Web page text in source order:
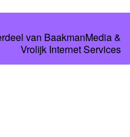
van BaakmanMedia&
Vrolijk Internet Services